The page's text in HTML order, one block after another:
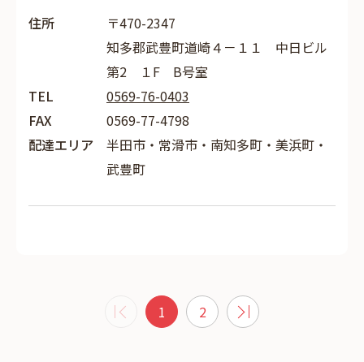
住所
〒470-2347
知多郡武豊町道崎４－１１ 中日ビル
第2 １F B号室
TEL
0569-76-0403
FAX
0569-77-4798
配達エリア
半田市・常滑市・南知多町・美浜町・
武豊町
1 2